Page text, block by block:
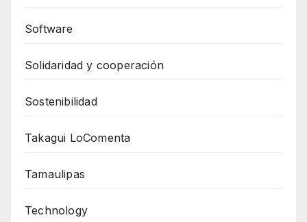
Software
Solidaridad y cooperación
Sostenibilidad
Takagui LoComenta
Tamaulipas
Technology